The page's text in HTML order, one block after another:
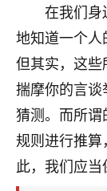
在我们身
地知道一个人
但其实，这些
揣摩你的言
猜测。而所谓
规则进行推
此，我们应当
17分钟前
心若莲花
我是做餐
一家，要
家底快
回事？
鹿森：